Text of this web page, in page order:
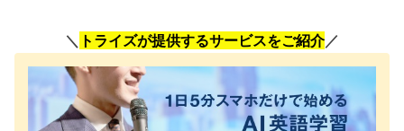
＼ トライズが提供するサービスをご紹介／